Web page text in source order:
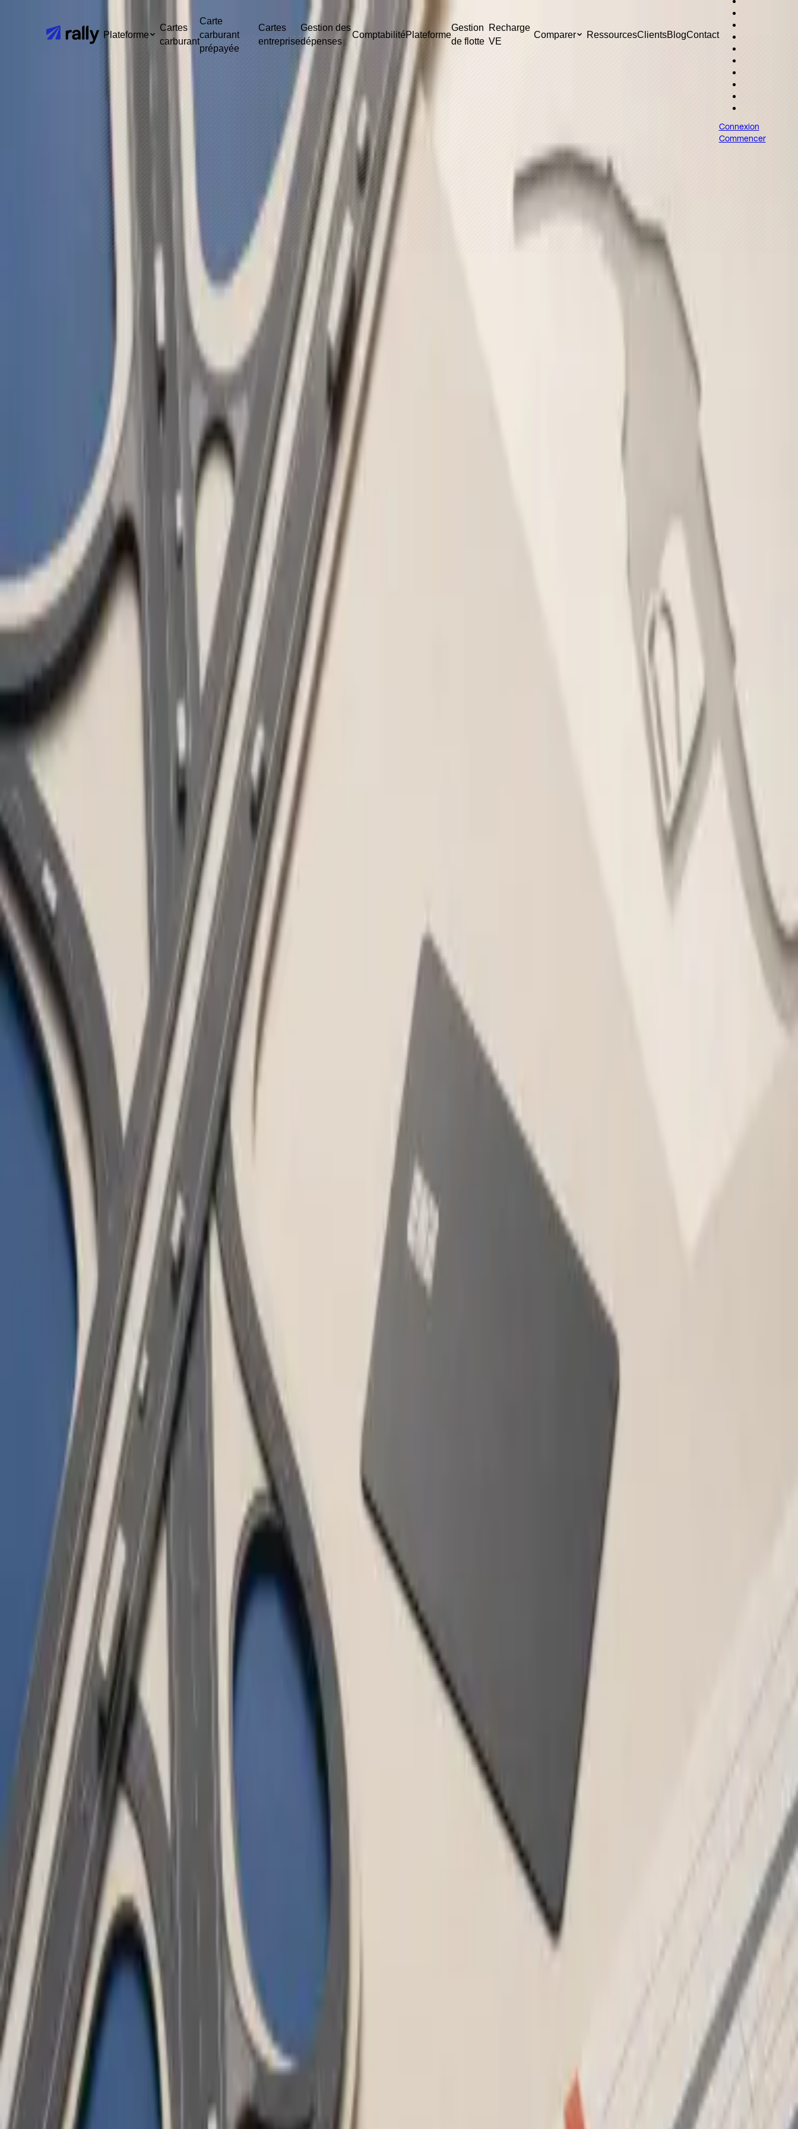
Plateforme
Cartes
carburant
Carte
carburant
prépayée
Cartes
entreprise
Gestion des
dépenses
ComptabilitéPlateforme
Gestion
de flotte
Recharge
VE
Comparer RessourcesClientsBlogContact
Connexion
Commencer
Cartes carburant internationales pour flottes européennes: comparatif
2026
Nick Telecki est le CEO de Rally et écrit sur les paiements de flotte, les cartes carburant, la recharge VE, les péages et les dépenses de flotte en Europe.
Carte carburant à plus forte croissance en Europe
5–10 % d’économies